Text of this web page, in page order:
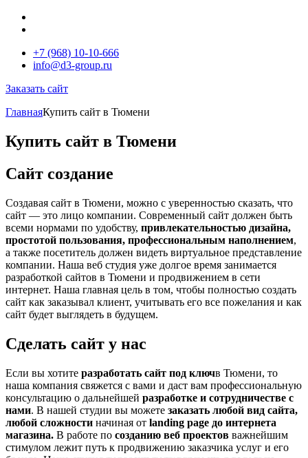
+7 (968) 10-10-666
info@d3-group.ru
Заказать сайт
ГлавнаяКупить сайт в Тюмени
Купить сайт в Тюмени
Сайт создание
Создавая сайт в Тюмени, можно с уверенностью сказать, что
сайт — это лицо компании. Современный сайт должен быть
всеми нормами по удобству, привлекательностью дизайна,
простотой пользования, профессиональным наполнением,
а также посетитель должен видеть виртуальное представление
компании. Наша веб студия уже долгое время занимается
разработкой сайтов в Тюмени и продвижением в сети
интернет. Наша главная цель в том, чтобы полностью создать
сайт как заказывал клиент, учитывать его все пожелания и как
сайт будет выглядеть в будущем.
Сделать сайт у нас
Если вы хотите разработать сайт под ключв Тюмени, то
наша компания свяжется с вами и даст вам профессиональную
консультацию о дальнейшей разработке и сотрудничестве с
нами. В нашей студии вы можете заказать любой вид сайта,
любой сложности начиная от landing page до интернета
магазина. В работе по созданию веб проектов важнейшим
стимулом лежит путь к продвижению заказчика услуг и его